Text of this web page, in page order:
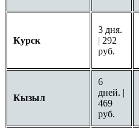
Курск
3 дня.
| 292
руб.
Кызыл
6
дней. |
469
руб.